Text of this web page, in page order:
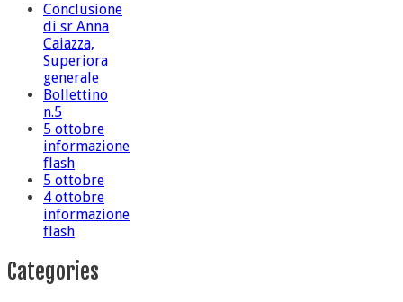
Conclusione
di sr Anna
Caiazza,
Superiora
generale
Bollettino
n.5
5 ottobre
informazione
flash
5 ottobre
4 ottobre
informazione
flash
Categories